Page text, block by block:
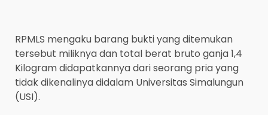
RPMLS mengaku barang bukti yang ditemukan
tersebut miliknya dan total berat bruto ganja 1,4
Kilogram didapatkannya dari seorang pria yang
tidak dikenalinya didalam Universitas Simalungun
(USI).